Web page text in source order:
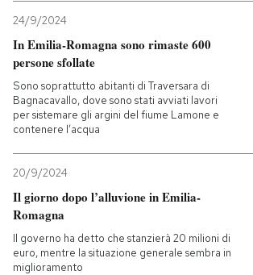
NEWSLETTER
I MIEI PREFERITI
SHOP
CALENDARIO
AREA PERSONALE
24/9/2024
In Emilia-Romagna sono rimaste 600
persone sfollate
Sono soprattutto abitanti di Traversara di
Bagnacavallo, dove sono stati avviati lavori
per sistemare gli argini del fiume Lamone e
contenere l’acqua
20/9/2024
Il giorno dopo l’alluvione in Emilia-
Romagna
Il governo ha detto che stanzierà 20 milioni di
euro, mentre la situazione generale sembra in
miglioramento